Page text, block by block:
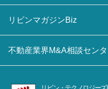
リビンマガジンBiz
不動産業界M&A相談セン